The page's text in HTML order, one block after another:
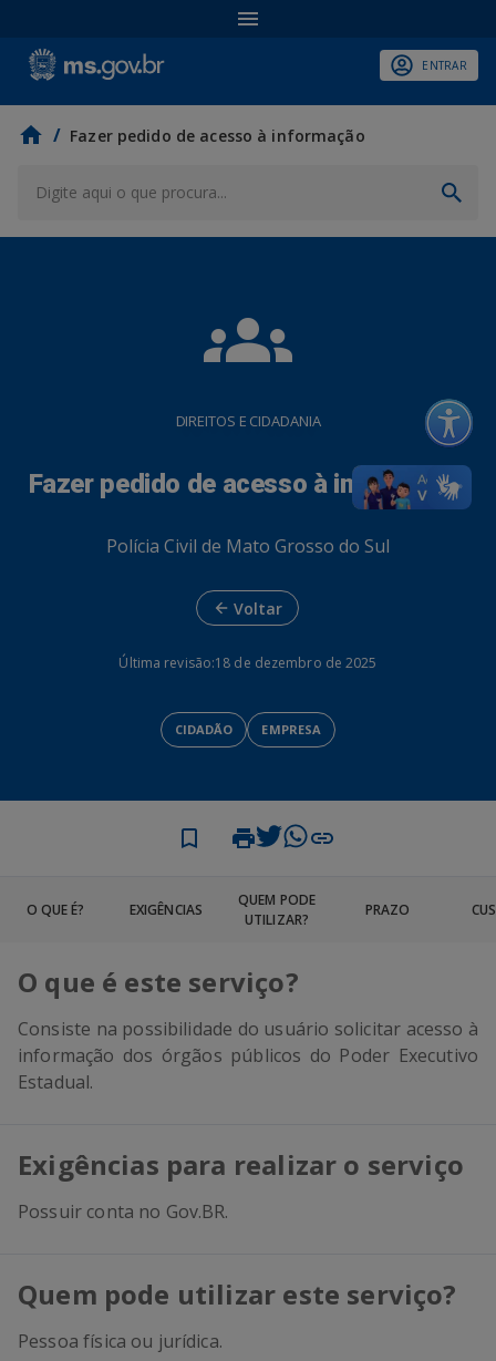
ENTRAR
/ Fazer pedido de acesso à informação
DIREITOS E CIDADANIA
Fazer pedido de acesso à informação
Polícia Civil de Mato Grosso do Sul
Voltar
Última revisão:18 de dezembro de 2025
CIDADÃO EMPRESA
groups
O QUE É? EXIGÊNCIAS
QUEM PODE
UTILIZAR?
PRAZO
O que é este serviço?
Consiste na possibilidade do usuário solicitar acesso à
informação dos órgãos públicos do Poder Executivo
Estadual.
Exigências para realizar o serviço
Possuir conta no Gov.BR.
Quem pode utilizar este serviço?
Pessoa física ou jurídica.